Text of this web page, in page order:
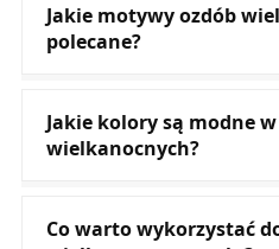
Jakie motywy ozdób
polecane?
Jakie kolory są modne
wielkanocnych?
Co warto wykorzystać